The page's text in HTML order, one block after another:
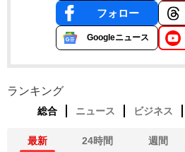
フォロー
Googleニュース
ランキング
総合 ニュース ビジネス
最新 24時間 週間